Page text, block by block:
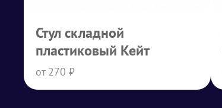
Стул складной
пластиковый Кейт
от 270 ₽